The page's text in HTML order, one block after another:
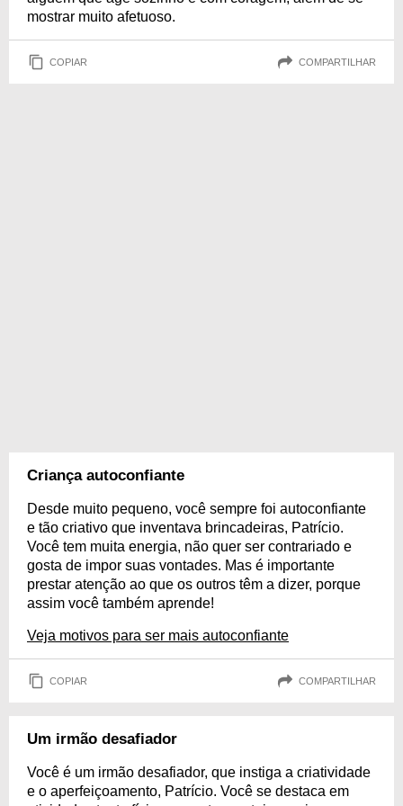
mostrar muito afetuoso.
COPIAR COMPARTILHAR
Criança autoconfiante
Desde muito pequeno, você sempre foi autoconfiante
e tão criativo que inventava brincadeiras, Patrício.
Você tem muita energia, não quer ser contrariado e
gosta de impor suas vontades. Mas é importante
prestar atenção ao que os outros têm a dizer, porque
assim você também aprende!
Veja motivos para ser mais autoconfiante
COPIAR COMPARTILHAR
Um irmão desafiador
Você é um irmão desafiador, que instiga a criatividade
e o aperfeiçoamento, Patrício. Você se destaca em